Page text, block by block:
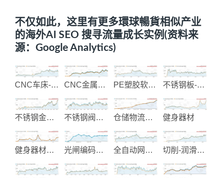
不仅如此，这里有更多環球暢貨相似产业
的海外AI SEO 搜寻流量成长实例(资料来
源：Google Analytics)
CNC车床-铣床加工机械 CNC金属与塑胶加工 PE塑胶软管-工业软管制造 不锈钢板-钢卷-钢带
不锈钢金属栏杆圆管配件 不锈钢阀和管配件 仓储物流整合规划与货架立安装 健身器材
健身器材显示仪表控制 光闸编码设备 全自动网版印刷机械 切削-润滑-防锈油品制造